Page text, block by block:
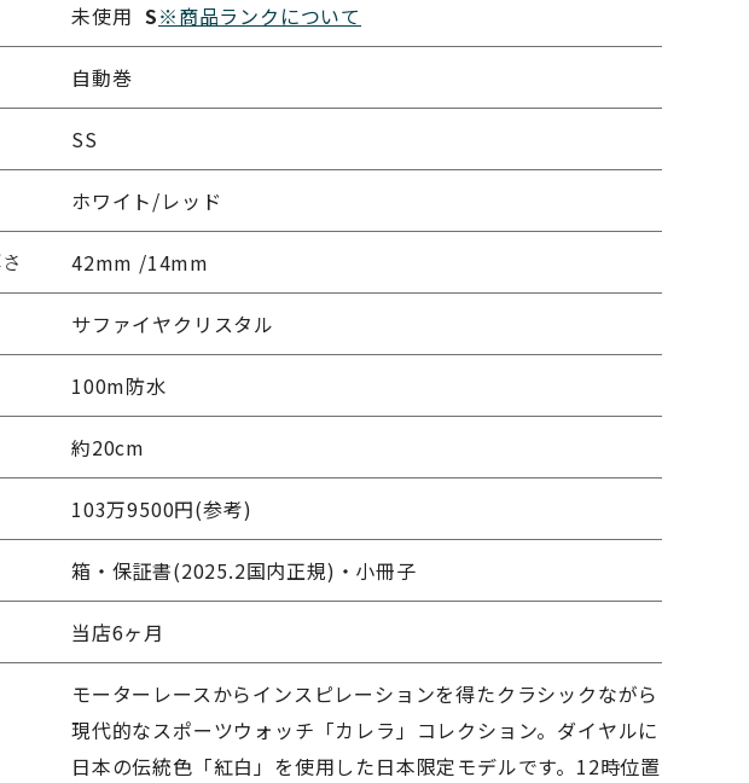
未使用 S※商品ランクについて
自動巻
SS
ホワイト/レッド
42mm /14mm
サファイヤクリスタル
100m防水
約20cm
103万9500円(参考)
箱・保証書(2025.2国内正規)・小冊子
当店6ヶ月
モーターレースからインスピレーションを得たクラシックながら
現代的なスポーツウォッチ「カレラ」コレクション。ダイヤルに
日本の伝統色「紅白」を使用した日本限定モデルです。12時位置